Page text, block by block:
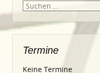
Suche
Termine
Keine Termine